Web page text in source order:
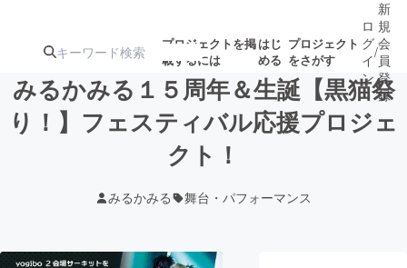
プロジェクトを掲
載するには
はじ
める
プロジェクト
をさがす
注目の新着プロ
募集終了が近いプ
ロ
グ
イ
ン
/
新
規
会
員
登
録
みるかみる１５周年＆生誕【黒猫祭
り！】フェスティバル応援プロジェ
クト！
みるかみる 舞台・パフォーマンス